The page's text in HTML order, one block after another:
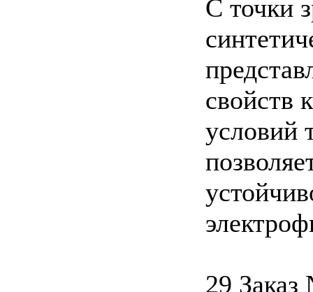
С точки
свойств
условий
29